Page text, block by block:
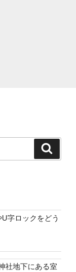
字ロックをどう
社地下にある室